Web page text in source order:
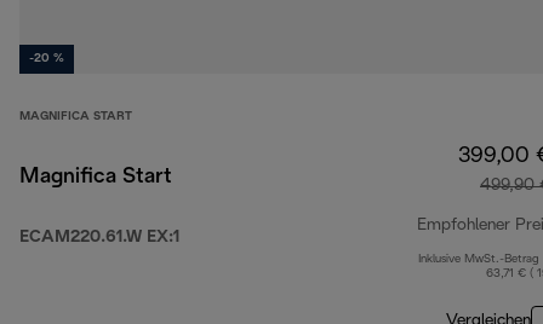
-20 %
MAGNIFICA START
Magnifica Start
ECAM220.61.W EX:1
399,00
499,90
Empfohlener
Inklusive MwSt.-Betrag
63,71 € (